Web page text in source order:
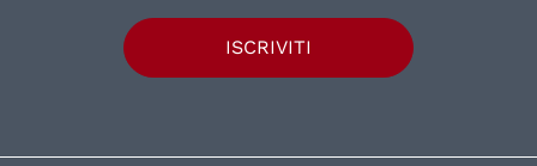
ISCRIVITI